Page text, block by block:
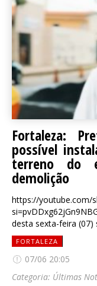
Fortaleza:
possível
terreno do
demolição
https://youtube.com/
desta sexta-feira (07)
FORTALEZA
07/06 20:05
Categoria: Últimas